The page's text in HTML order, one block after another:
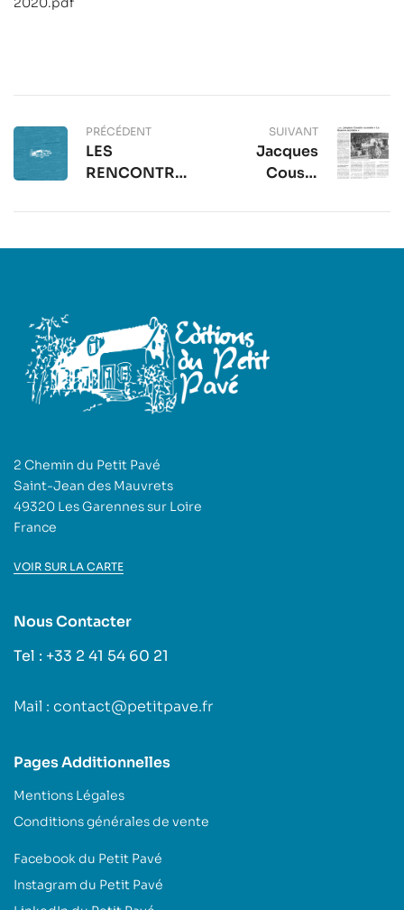
PRÉCÉDENT
LES
RENCONTRES
DE PARIS
SUIVANT
Jacques
Cousin
2 Chemin du Petit Pavé
Saint-Jean des Mauvrets
49320 Les Garennes sur Loire
France
VOIR SUR LA CARTE
Nous Contacter
Tel : +33 2 41 54 60 21
Mail : contact@petitpave.fr
Pages Additionnelles
Mentions Légales
Conditions générales de vente
Facebook du Petit Pavé
Instagram du Petit Pavé